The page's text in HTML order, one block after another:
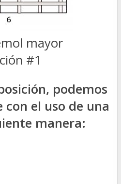
mayor
#1
podemos
el uso de una
manera: